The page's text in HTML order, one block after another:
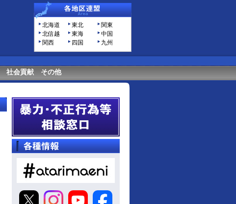
北海道 東北
関東
北信越
東海
中国
関西
四国 九州
社会貢献 その他